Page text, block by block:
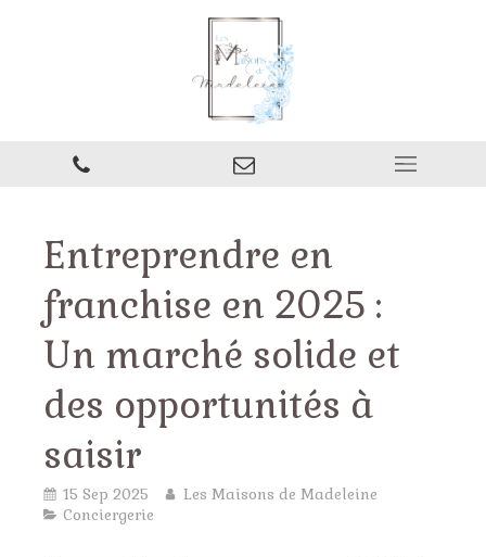
Entreprendre en
franchise en 2025 :
Un marché solide et
des opportunités à
saisir
15 Sep 2025
Les Maisons de Madeleine
Conciergerie